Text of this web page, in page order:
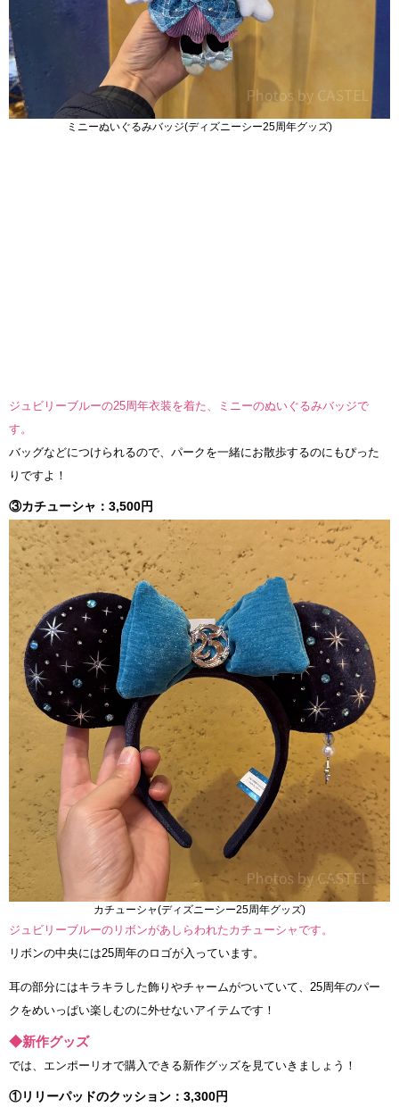
ミニーぬいぐるみバッジ(ディズニーシー25周年グッズ)
ジュビリーブルーの25周年衣装を着た、ミニーのぬいぐるみバッジで
す。
バッグなどにつけられるので、パークを一緒にお散歩するのにもぴった
りですよ！
③カチューシャ：3,500円
カチューシャ(ディズニーシー25周年グッズ)
ジュビリーブルーのリボンがあしらわれたカチューシャです。
リボンの中央には25周年のロゴが入っています。
耳の部分にはキラキラした飾りやチャームがついていて、25周年のパー
クをめいっぱい楽しむのに外せないアイテムです！
◆新作グッズ
では、エンポーリオで購入できる新作グッズを見ていきましょう！
①リリーパッドのクッション：3,300円